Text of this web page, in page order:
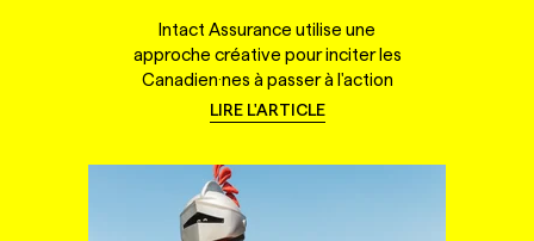
Intact Assurance utilise une
approche créative pour inciter les
Canadien·nes à passer à l'action
LIRE L'ARTICLE